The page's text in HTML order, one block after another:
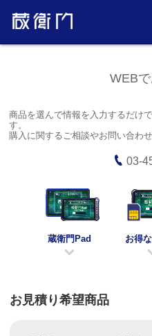
WEB
商品を選んで情報を入力するだけ
す。
購入に関するご相談やお問い合わ
03-
蔵衛門Pad お得
お見積り希望商品